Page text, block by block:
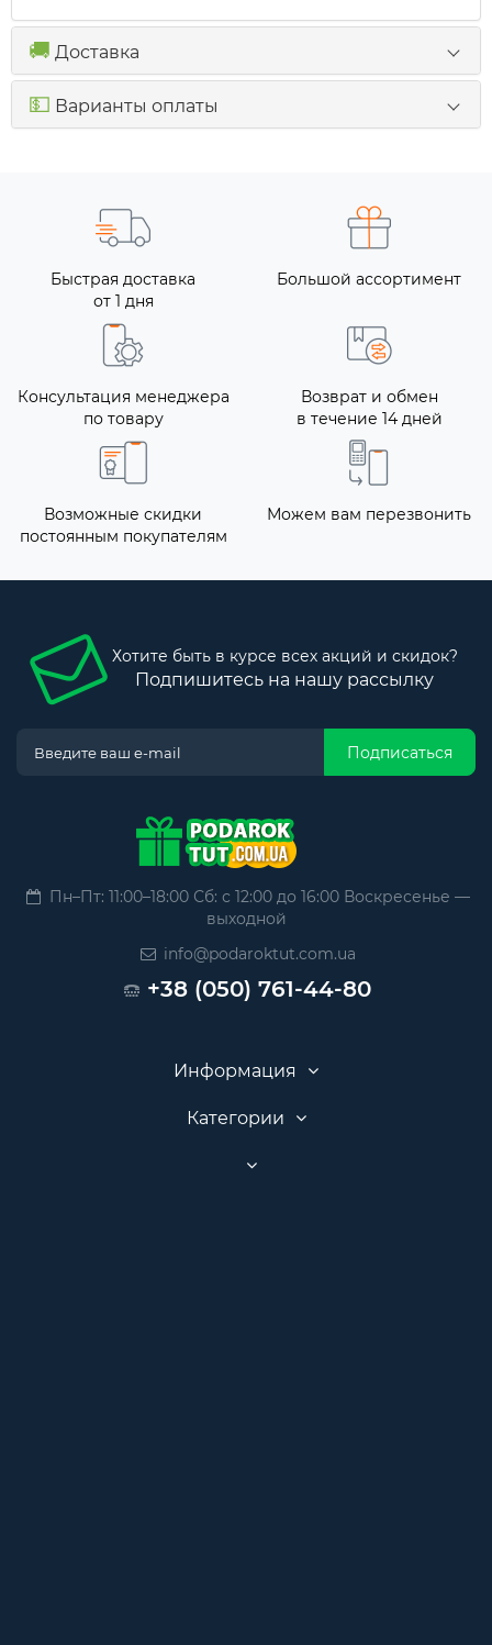
🚚 Доставка
💵 Варианты оплаты
Быстрая доставка
от 1 дня
Большой ассортимент
Консультация менеджера
по товару
Возврат и обмен
в течение 14 дней
Возможные скидки
постоянным покупателям
Можем вам перезвонить
Хотите быть в курсе всех акций и скидок?
Подпишитесь на нашу рассылку
Подписаться
Пн–Пт: 11:00–18:00 Сб: с 12:00 до 16:00 Воскресенье —
выходной
info@podaroktut.com.ua
+38 (050) 761-44-80
Информация
Категории